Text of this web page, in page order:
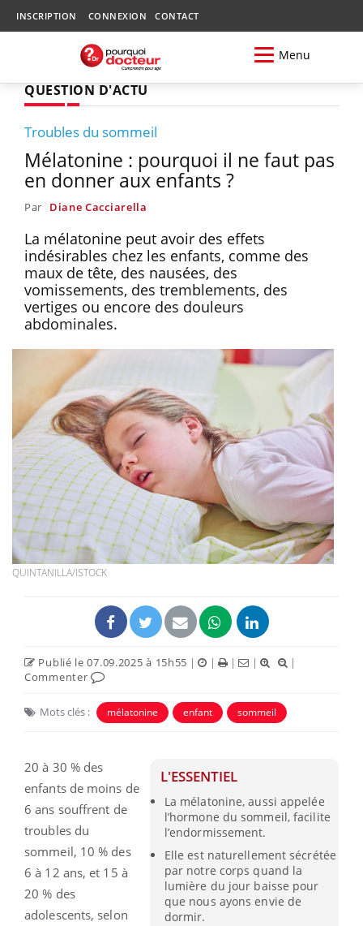
INSCRIPTION CONNEXION CONTACT
Menu
QUESTION D'ACTU
Troubles du sommeil
Mélatonine : pourquoi il ne faut pas
en donner aux enfants ?
Par Diane Cacciarella
La mélatonine peut avoir des effets
indésirables chez les enfants, comme des
maux de tête, des nausées, des
vomissements, des tremblements, des
vertiges ou encore des douleurs
abdominales.
QUINTANILLA/ISTOCK
Publié le 07.09.2025 à 15h55 | | | |
|
Commenter
Mots clés : mélatonine enfant sommeil
L'ESSENTIEL
La mélatonine, aussi appelée
l’hormone du sommeil, facilite
l’endormissement.
Elle est naturellement sécrétée
par notre corps quand la
lumière du jour baisse pour
que nous ayons envie de
dormir.
20 à 30 % des
enfants de moins de
6 ans souffrent de
troubles du
sommeil, 10 % des
6 à 12 ans, et 15 à
20 % des
adolescents, selon